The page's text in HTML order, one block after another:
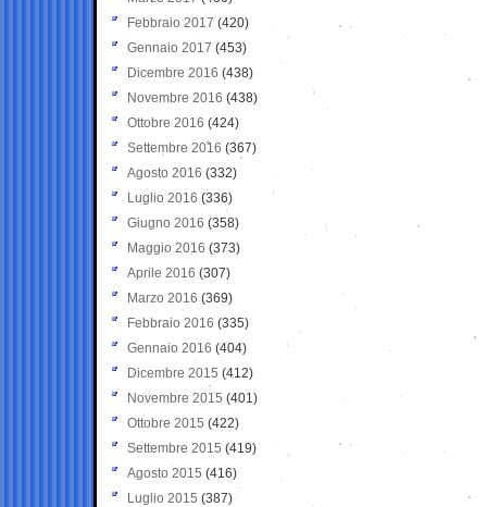
Febbraio 2017 (420)
Gennaio 2017 (453)
Dicembre 2016 (438)
Novembre 2016 (438)
Ottobre 2016 (424)
Settembre 2016 (367)
Agosto 2016 (332)
Luglio 2016 (336)
Giugno 2016 (358)
Maggio 2016 (373)
Aprile 2016 (307)
Marzo 2016 (369)
Febbraio 2016 (335)
Gennaio 2016 (404)
Dicembre 2015 (412)
Novembre 2015 (401)
Ottobre 2015 (422)
Settembre 2015 (419)
Agosto 2015 (416)
Luglio 2015 (387)